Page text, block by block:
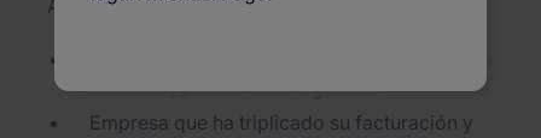
Added 23/06/2026
industrial, plataformas logísticas
Empresa que ha triplicado su facturación y